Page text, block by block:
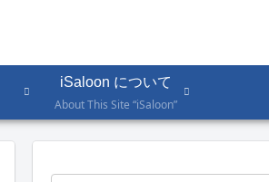
iSaloon について
About This Site “iSaloon”